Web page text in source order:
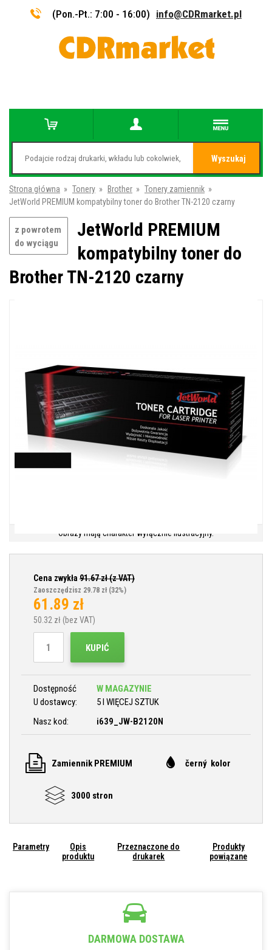
(Pon.-Pt.: 7:00 - 16:00) info@CDRmarket.pl
Wyszukaj
Strona główna » Tonery » Brother » Tonery zamiennik »
JetWorld PREMIUM kompatybilny toner do Brother TN-2120 czarny
z powrotem
do wyciągu
JetWorld PREMIUM
kompatybilny toner do
Brother TN-2120 czarny
Obrazy mają charakter wyłącznie ilustracyjny.
Cena zwykła 91.67zł (z VAT)
Zaoszczędzisz 29.78 zł (32%)
61.89 zł
50.32 zł (bez VAT)
KUPIĆ
Dostępność
W MAGAZYNIE
U dostawcy:
5 I WIĘCEJ SZTUK
Nasz kod:
i639_JW-B2120N
Zamiennik PREMIUM černý kolor
3000 stron
Parametry
Opis
produktu
Przeznaczone do
drukarek
Produkty
powiązane
DARMOWA DOSTAWA